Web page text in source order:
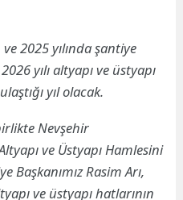
2025 yılında şantiye
yılı altyapı ve üstyapı
yıl olacak.
Nevşehir
ve Üstyapı Hamlesini
Başkanımız Rasim Arı,
ve üstyapı hatlarının